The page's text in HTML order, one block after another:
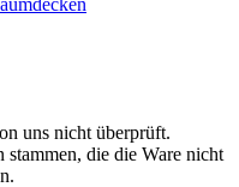
uns nicht überprüft.
die die Ware nicht